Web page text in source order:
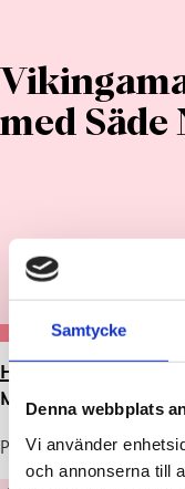
Samtycke
Denna webbplats
Vi använder
och annonserna till
med Säde
HEM
MED SÄDE NYKOPP
Publicerad : 13.06.2023